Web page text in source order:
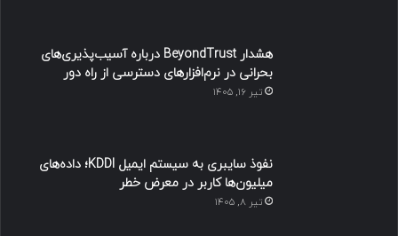
هشدار BeyondTrust درباره آسیب‌پذیری‌های
بحرانی در نرم‌افزارهای دسترسی از راه دور
تیر ۱۶, ۱۴۰۵
نفوذ سایبری به سیستم ایمیل KDDI؛ داده‌های
میلیون‌ها کاربر در معرض خطر
تیر ۸, ۱۴۰۵